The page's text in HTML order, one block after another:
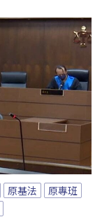
原基法
原專班